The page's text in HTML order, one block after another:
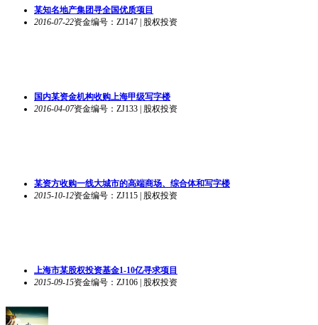
某知名地产集团寻全国优质项目
2016-07-22资金编号：ZJ147 | 股权投资
国内某资金机构收购上海甲级写字楼
2016-04-07资金编号：ZJ133 | 股权投资
某资方收购一线大城市的高端商场、综合体和写字楼
2015-10-12资金编号：ZJ115 | 股权投资
上海市某股权投资基金1-10亿寻求项目
2015-09-15资金编号：ZJ106 | 股权投资